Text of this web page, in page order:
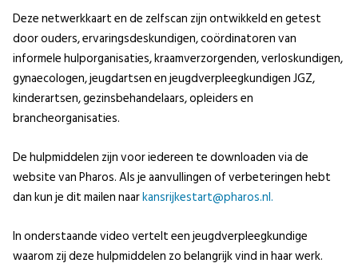
Deze netwerkkaart en de zelfscan zijn ontwikkeld en getest
door ouders, ervaringsdeskundigen, coördinatoren van
informele hulporganisaties, kraamverzorgenden, verloskundigen,
gynaecologen, jeugdartsen en jeugdverpleegkundigen JGZ,
kinderartsen, gezinsbehandelaars, opleiders en
brancheorganisaties.
De hulpmiddelen zijn voor iedereen te downloaden via de
website van Pharos. Als je aanvullingen of verbeteringen hebt
dan kun je dit mailen naarkansrijkestart@pharos.nl.
In onderstaande video vertelt een jeugdverpleegkundige
waarom zij deze hulpmiddelen zo belangrijk vind in haar werk.